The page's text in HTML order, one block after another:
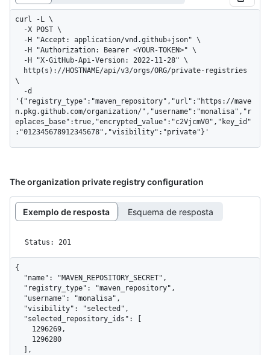
curl -L \
\
'{"registry_type":"maven_repository","url":"https://mave
n.pkg.github.com/organization/","username":"monalisa","r
eplaces_base":true,"encrypted_value":"c2VjcmV0","key_id"
:"012345678912345678","visibility":"private"}'
The organization private registry configuration
Exemplo de resposta Esquema de resposta
Status: 201
{